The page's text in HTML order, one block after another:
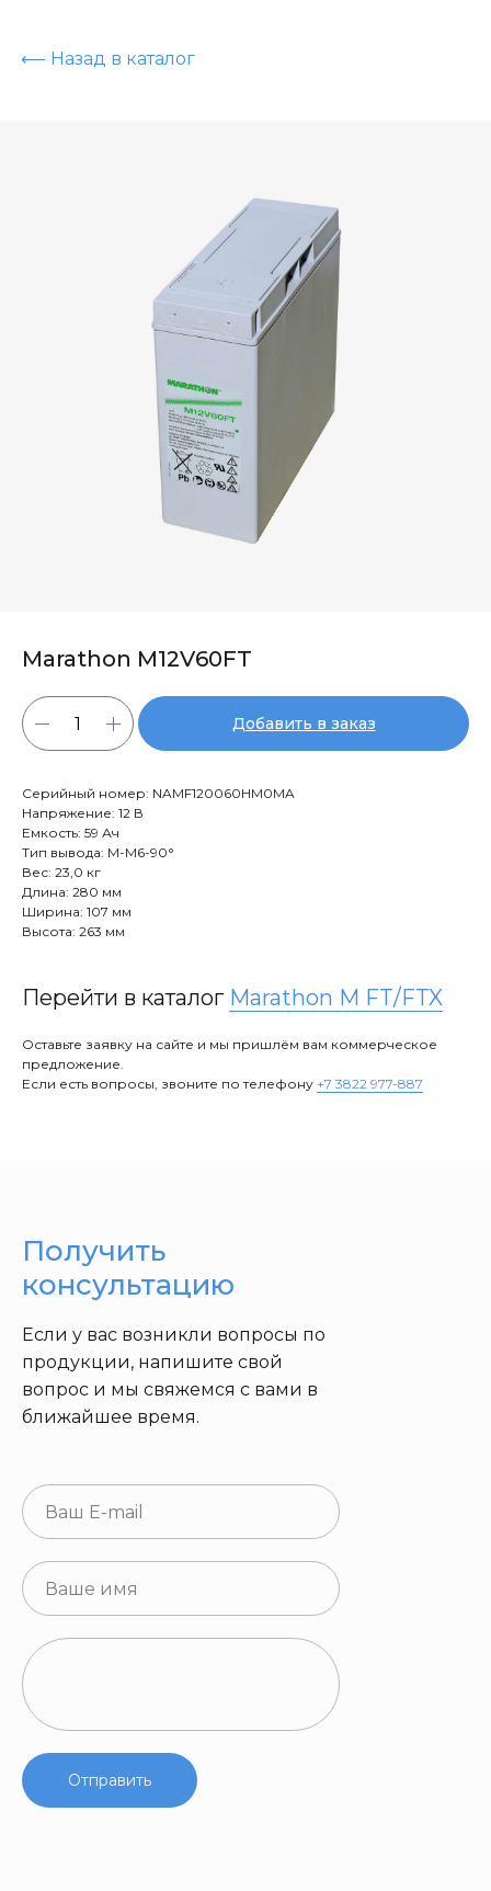
⟵ Назад в каталог
Marathon M12V60FT
Добавить в заказ
Серийный номер: NAMF120060HM0MA
Напряжение: 12 В
Емкость: 59 Ач
Тип вывода: M-M6-90°
Вес: 23,0 кг
Длина: 280 мм
Ширина: 107 мм
Высота: 263 мм
Перейти в каталог Marathon M FT/FTX
Оставьте заявку на сайте и мы пришлём вам коммерческое
предложение.
Если есть вопросы, звоните по телефону +7 3822 977-887
Отправить
Если у вас возникли вопросы по
продукции, напишите свой
вопрос и мы свяжемся с вами в
ближайшее время.
Получить
консультацию